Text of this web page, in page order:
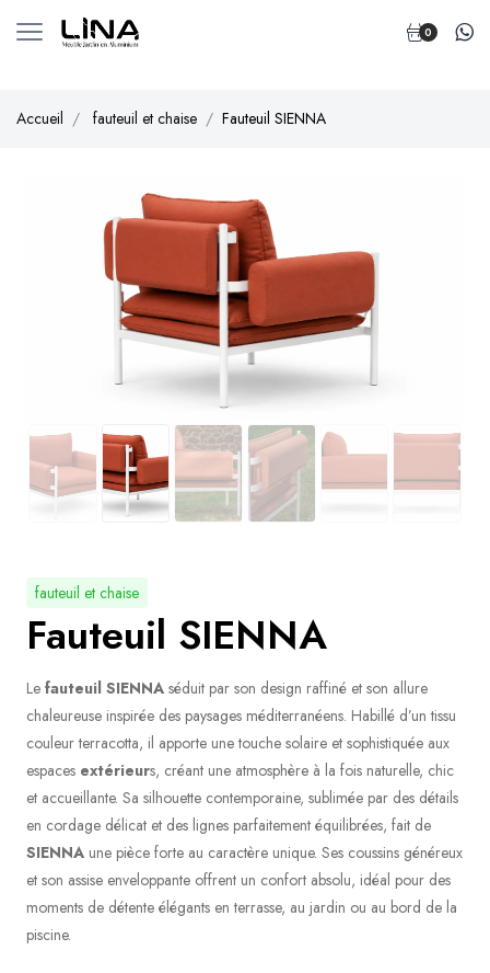
0
Accueil fauteuil et chaise Fauteuil SIENNA
fauteuil et chaise
Fauteuil SIENNA
Le fauteuil SIENNA séduit par son design raffiné et son allure
chaleureuse inspirée des paysages méditerranéens. Habillé d’un tissu
couleur terracotta, il apporte une touche solaire et sophistiquée aux
espaces extérieurs, créant une atmosphère à la fois naturelle, chic
et accueillante. Sa silhouette contemporaine, sublimée par des détails
en cordage délicat et des lignes parfaitement équilibrées, fait de
SIENNA une pièce forte au caractère unique. Ses coussins généreux
et son assise enveloppante offrent un confort absolu, idéal pour des
moments de détente élégants en terrasse, au jardin ou au bord de la
piscine.